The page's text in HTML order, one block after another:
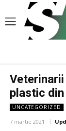
plastic
UNCATEGORIZED
7 martie 2021